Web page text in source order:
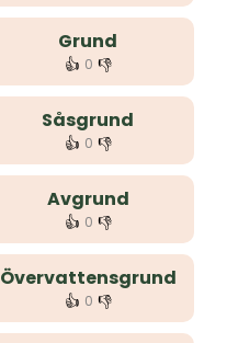
Grund
👍 0 👎
Såsgrund
👍 0 👎
Avgrund
👍 0 👎
Övervattensgrund
👍 0 👎